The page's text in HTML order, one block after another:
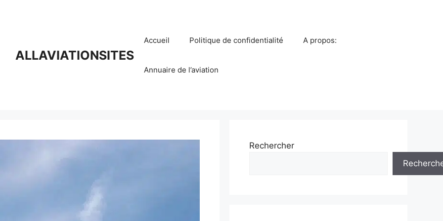
ALLAVIATIONSITES
Accueil Politique de confidentialité A propos:
Annuaire de l’aviation
Rechercher